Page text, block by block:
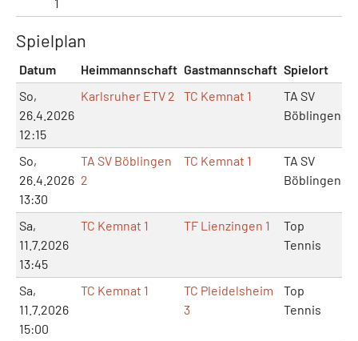
Spielplan
Datum Heimmannschaft Gastmannschaft Spielort
So,
26.4.2026
12:15
Karlsruher ETV 2 TC Kemnat 1
TA SV
Böblingen
So,
26.4.2026
13:30
TA SV Böblingen
2
TC Kemnat 1
TA SV
Böblingen
Sa,
11.7.2026
13:45
TC Kemnat 1 TF Lienzingen 1
Top
Tennis
Sa,
11.7.2026
15:00
TC Kemnat 1
TC Pleidelsheim
3
Top
Tennis